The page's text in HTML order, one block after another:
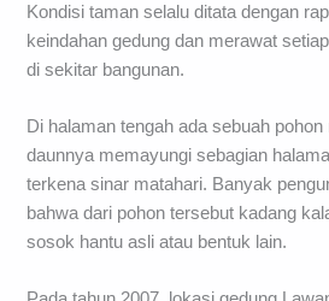
Kondisi taman selalu ditata dengan
keindahan gedung dan merawat
di sekitar bangunan.
Di halaman tengah ada sebuah
daunnya memayungi sebagian
terkena sinar matahari. Banyak
bahwa dari pohon tersebut kadang
sosok hantu asli atau bentuk lain.